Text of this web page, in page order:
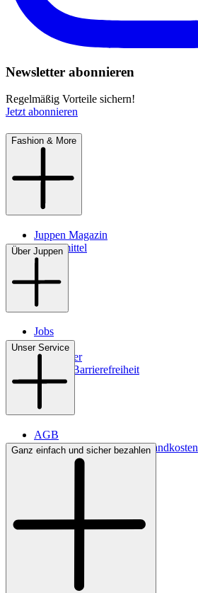
Newsletter abonnieren
Regelmäßig Vorteile sichern!
Jetzt abonnieren
Fashion & More
Juppen Magazin
Pflegemittel
Über Juppen
Jobs
Filialen
Newsletter
Digitale Barrierefreiheit
Unser Service
AGB
Lieferbedingungen & Versandkosten
Bezahlung
Ganz einfach und sicher bezahlen